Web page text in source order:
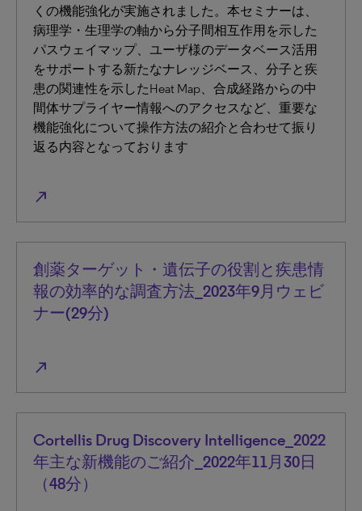
くの機能強化が実施されました。本セミナーは、
病理学・生理学の軸から分子間相互作用を示した
パスウェイマップ、ユーザ様のデータベース活用
をサポートする新たなナレッジベース、分子と疾
患の関連性を示したHeat Map、合成経路からの中
間体サプライヤー情報へのアクセスなど、重要な
機能強化について操作方法の紹介と合わせて振り
返る内容となっております
north_east
創薬ターゲット・遺伝子の役割と疾患情
報の効率的な調査方法_2023年9月ウェビ
ナー(29分)
north_east
Cortellis Drug Discovery Intelligence_2022
年主な新機能のご紹介_2022年11月30日
（48分）